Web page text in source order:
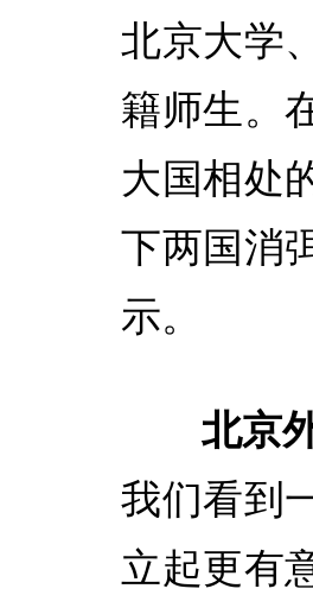
北京大学
籍师生。
大国相处
下两国消
示。
北京
我们看到
立起更有